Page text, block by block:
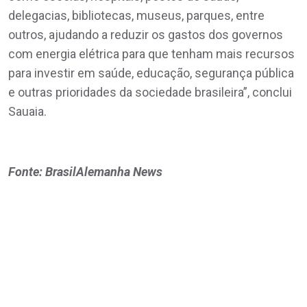
delegacias, bibliotecas, museus, parques, entre
outros, ajudando a reduzir os gastos dos governos
com energia elétrica para que tenham mais recursos
para investir em saúde, educação, segurança pública
e outras prioridades da sociedade brasileira”, conclui
Sauaia.
Fonte: BrasilAlemanha News